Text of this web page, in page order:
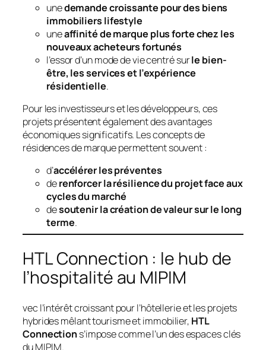
unedemande croissante pour des biens
immobiliers lifestyle
uneaffinité de marque plus forte chez les
nouveaux acheteurs fortunés
l’essor d’un mode de vie centré surle bien-
être, les services et l’expérience
résidentielle.
Pour les investisseurs et les développeurs, ces
projets présentent également des avantages
économiques significatifs. Les concepts de
résidences de marque permettent souvent :
d’accélérer les préventes
derenforcer la résilience du projet face aux
cycles du marché
desoutenir la création de valeur sur le long
terme.
HTL Connection : le hub de
l’hospitalité au MIPIM
vec l’intérêt croissant pour l’hôtellerie et les projets
hybrides mêlant tourisme et immobilier, HTL
Connections’impose comme l’un des espaces clés
du MIPIM.